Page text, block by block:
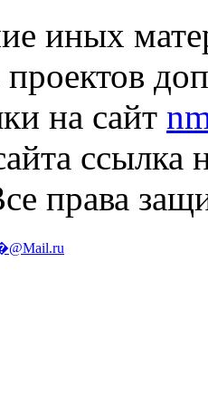
иных
на сайт
ссылка
права